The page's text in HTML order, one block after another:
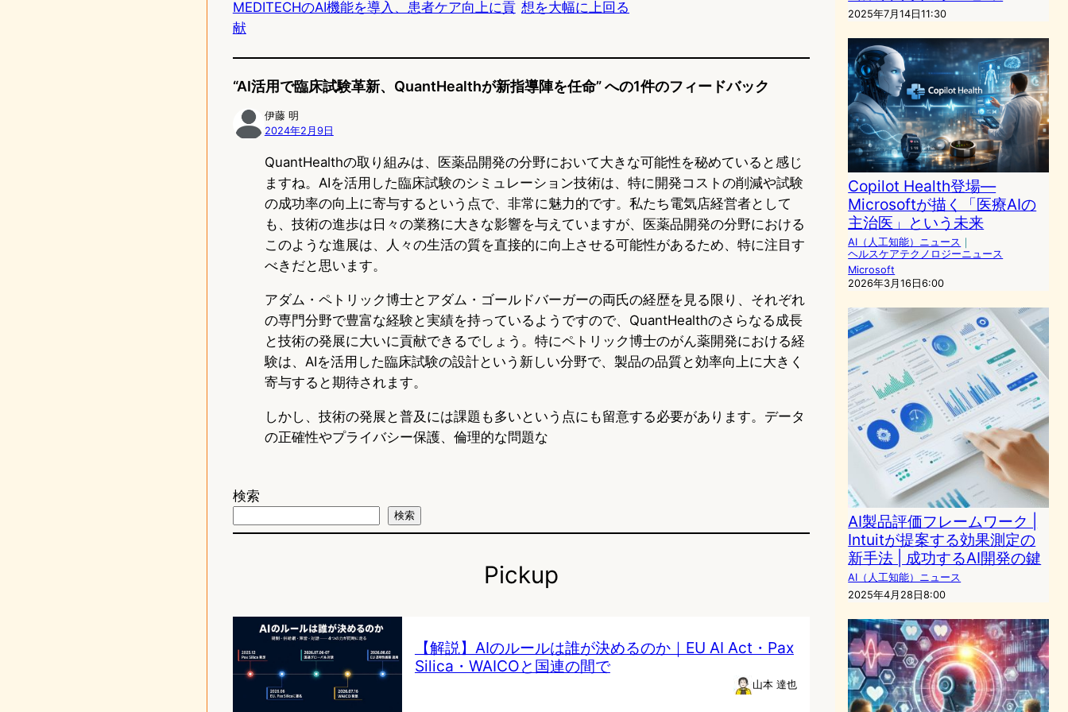
e
t
d
e
k
e
e
MEDITECHのAI機能を導入、患者ケア向上に貢
献
想を大幅に上回る
“AI活用で臨床試験革新、QuantHealthが新指導陣を任命” への1件のフィードバック
伊藤 明
2024年2月9日
QuantHealthの取り組みは、医薬品開発の分野において大きな可能性を秘めていると感じ
ますね。AIを活用した臨床試験のシミュレーション技術は、特に開発コストの削減や試験
の成功率の向上に寄与するという点で、非常に魅力的です。私たち電気店経営者として
も、技術の進歩は日々の業務に大きな影響を与えていますが、医薬品開発の分野における
このような進展は、人々の生活の質を直接的に向上させる可能性があるため、特に注目す
べきだと思います。
アダム・ペトリック博士とアダム・ゴールドバーガーの両氏の経歴を見る限り、それぞれ
の専門分野で豊富な経験と実績を持っているようですので、QuantHealthのさらなる成長
と技術の発展に大いに貢献できるでしょう。特にペトリック博士のがん薬開発における経
験は、AIを活用した臨床試験の設計という新しい分野で、製品の品質と効率向上に大きく
寄与すると期待されます。
しかし、技術の発展と普及には課題も多いという点にも留意する必要があります。データ
の正確性やプライバシー保護、倫理的な問題な
検索
検索
Pickup
【解説】AIのルールは誰が決めるのか｜EU AI Act・Pax
Silica・WAICOと国連の間で
山本 達也
2025年7月14日11:30
Copilot Health登場—
Microsoftが描く「医療AIの
主治医」という未来
AI（人工知能）ニュース ｜
ヘルスケアテクノロジーニュース
Microsoft
2026年3月16日6:00
AI製品評価フレームワーク |
Intuitが提案する効果測定の
新手法 | 成功するAI開発の鍵
AI（人工知能）ニュース
2025年4月28日8:00